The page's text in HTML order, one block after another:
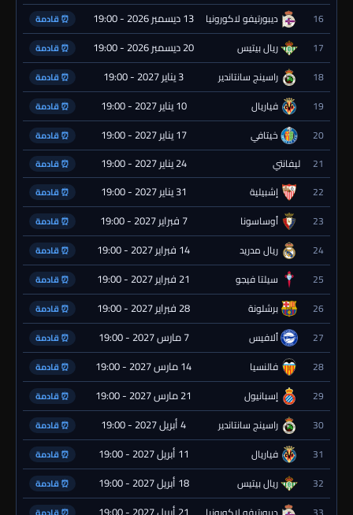
16 ديبورتيفو لاكورونيا 13 ديسمبر 2026 - 19:00 ⏰ قادمة
17 ريال بيتيس 20 ديسمبر 2026 - 19:00 ⏰ قادمة
18 راسينج سانتاندير 3 يناير 2027 - 19:00 ⏰ قادمة
19 فياريال 10 يناير 2027 - 19:00 ⏰ قادمة
20 خيتافي 17 يناير 2027 - 19:00 ⏰ قادمة
21 ليفانتي 24 يناير 2027 - 19:00 ⏰ قادمة
22 إشبيلية 31 يناير 2027 - 19:00 ⏰ قادمة
23 أوساسونا 7 فبراير 2027 - 19:00 ⏰ قادمة
24 ريال مدريد 14 فبراير 2027 - 19:00 ⏰ قادمة
25 سيلتا فيجو 21 فبراير 2027 - 19:00 ⏰ قادمة
26 برشلونة 28 فبراير 2027 - 19:00 ⏰ قادمة
27 ألافيس 7 مارس 2027 - 19:00 ⏰ قادمة
28 فالنسيا 14 مارس 2027 - 19:00 ⏰ قادمة
29 إسبانيول 21 مارس 2027 - 19:00 ⏰ قادمة
30 راسينج سانتاندير 4 أبريل 2027 - 19:00 ⏰ قادمة
31 فياريال 11 أبريل 2027 - 19:00 ⏰ قادمة
32 ريال بيتيس 18 أبريل 2027 - 19:00 ⏰ قادمة